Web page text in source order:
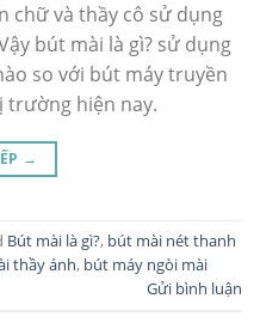
chữ và thầy cô sử dụng
bút mài là gì? sử dụng
so với bút máy truyền
hiện nay.
→
Bút mài là gì?, bút mài nét thanh
thầy ánh, bút máy ngòi mài
Gửi bình luận